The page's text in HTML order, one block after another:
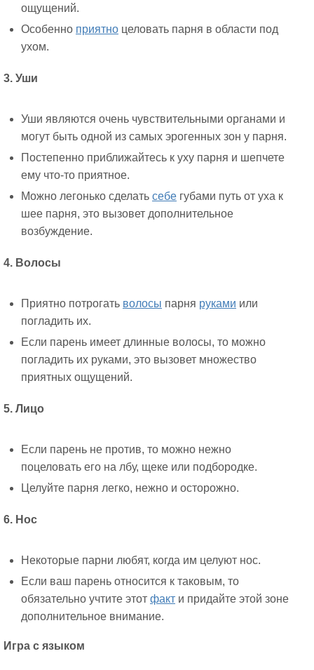
ощущений.
Особенно приятно целовать парня в области под
ухом.
3. Уши
Уши являются очень чувствительными органами и
могут быть одной из самых эрогенных зон у парня.
Постепенно приближайтесь к уху парня и шепчете
ему что-то приятное.
Можно легонько сделать себе губами путь от уха к
шее парня, это вызовет дополнительное
возбуждение.
4. Волосы
Приятно потрогать волосы парня руками или
погладить их.
Если парень имеет длинные волосы, то можно
погладить их руками, это вызовет множество
приятных ощущений.
5. Лицо
Если парень не против, то можно нежно
поцеловать его на лбу, щеке или подбородке.
Целуйте парня легко, нежно и осторожно.
6. Нос
Некоторые парни любят, когда им целуют нос.
Если ваш парень относится к таковым, то
обязательно учтите этот факт и придайте этой зоне
дополнительное внимание.
Игра с языком